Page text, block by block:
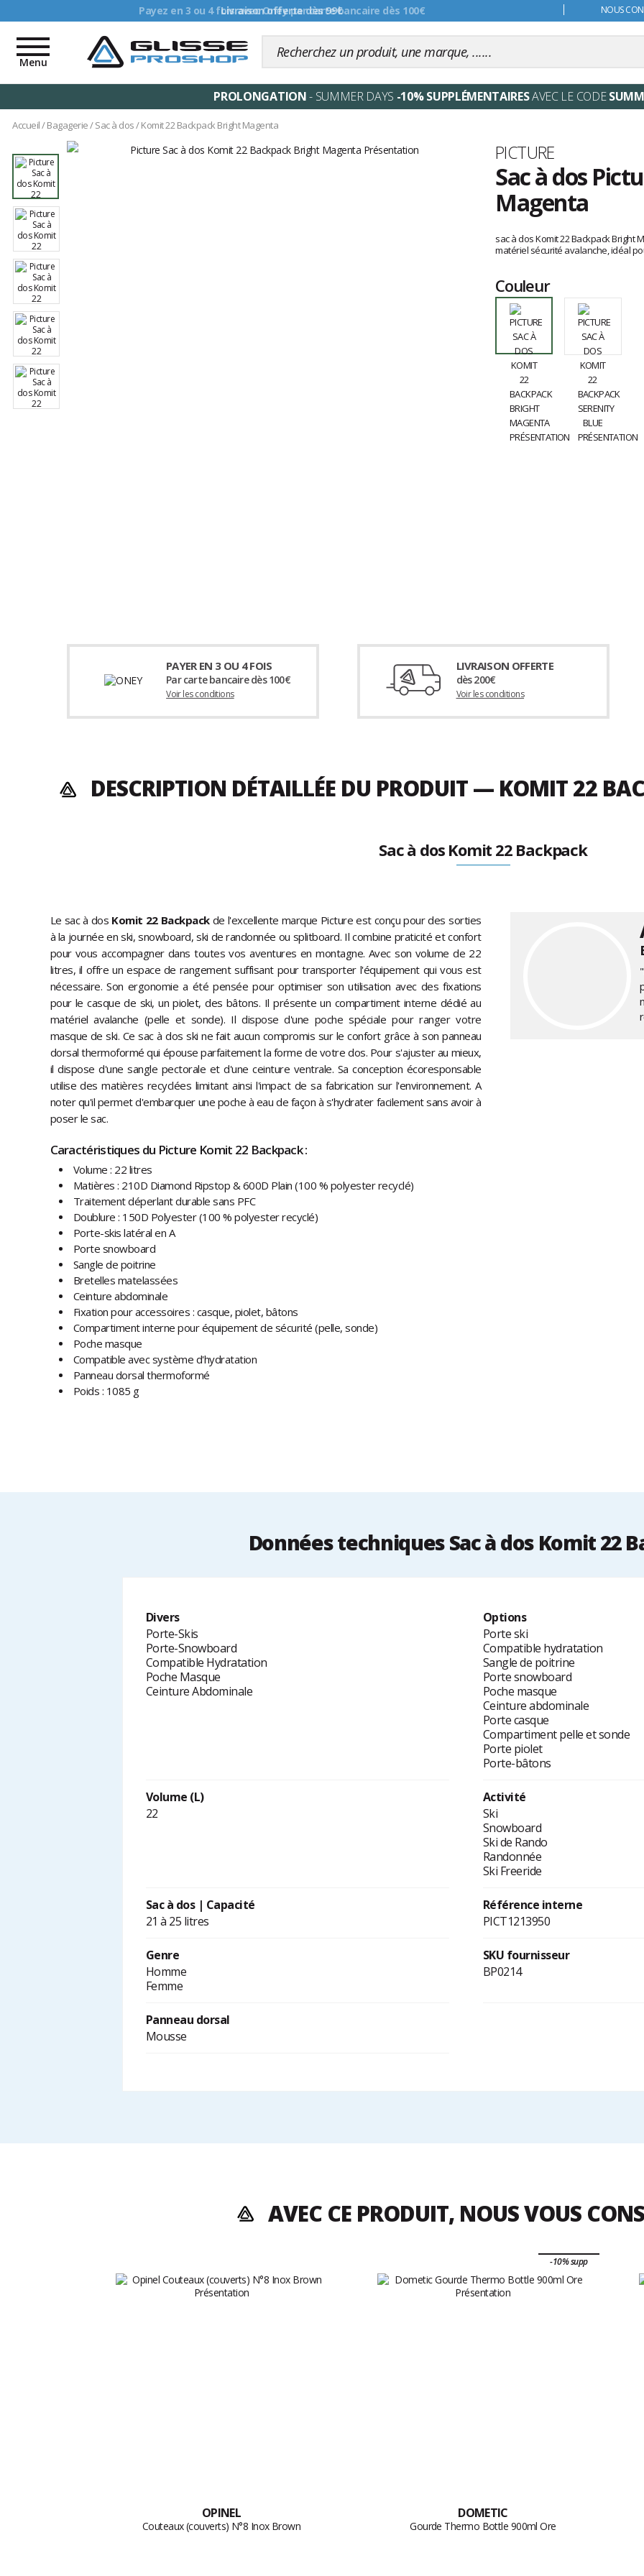
Livraison offerte dès 99€ NOUS
Toggle
navigation
Menu
PROLONGATION- SUMMER DAYS -10% SUPPLÉMENTAIRESAVEC LE CODE
Accueil/Bagagerie/Sac à dos/Komit 22 Backpack Bright Magenta
Marque
PICTURE
Sac à dos
Magenta
avis
clients
sac à dos Komit 22 Backpack
matériel sécurité avalanche, idéal
Couleur
PAYER EN 3 OU 4 FOIS
Par carte bancaire dès 100€
Voir les conditions
LIVRAISON OFFERTE
dès 200€
Voir les conditions
DESCRIPTION DÉTAILLÉE DU PRODUIT — KOMIT 22
Sac à dos Komit 22 Backpack
Le sac à dos Komit 22 Backpackde l'excellente marque Picture est conçu pour des sorties
à la journée en ski, snowboard, ski de randonnée ou splitboard. Il combine praticité et confort
pour vous accompagner dans toutes vos aventures en montagne. Avec son volume de 22
litres, il offre un espace de rangement suffisant pour transporter l'équipement qui vous est
nécessaire. Son ergonomie a été pensée pour optimiser son utilisation avec des fixations
pour le casque de ski, un piolet, des bâtons. Il présente un compartiment interne dédié au
matériel avalanche (pelle et sonde). Il dispose d'une poche spéciale pour ranger votre
masque de ski. Ce sac à dos ski ne fait aucun compromis sur le confort grâce à son panneau
dorsal thermoformé qui épouse parfaitement la forme de votre dos. Pour s'ajuster au mieux,
il dispose d'une sangle pectorale et d'une ceinture ventrale. Sa conception écoresponsable
utilise des matières recyclées limitant ainsi l'impact de sa fabrication sur l'environnement. A
noter qu'il permet d'embarquer une poche à eau de façon à s'hydrater facilement sans avoir à
poser le sac.
Caractéristiques du Picture Komit 22 Backpack :
Volume : 22 litres
Matières : 210D Diamond Ripstop & 600D Plain (100 % polyester recyclé)
Traitement déperlant durable sans PFC
Doublure : 150D Polyester (100 % polyester recyclé)
Porte-skis latéral en A
Porte snowboard
Sangle de poitrine
Bretelles matelassées
Ceinture abdominale
Fixation pour accessoires : casque, piolet, bâtons
Compartiment interne pour équipement de sécurité (pelle, sonde)
Poche masque
Compatible avec système d'hydratation
Panneau dorsal thermoformé
Poids : 1085 g
Données techniques Sac à dos Komit 22
Divers
Porte-Skis
Porte-Snowboard
Compatible Hydratation
Poche Masque
Ceinture Abdominale
Options
Porte ski
Compatible hydratation
Sangle de poitrine
Porte snowboard
Poche masque
Ceinture abdominale
Porte casque
Compartiment pelle et sonde
Porte piolet
Porte-bâtons
Volume (L)
22
Activité
Ski
Snowboard
Ski de Rando
Randonnée
Ski Freeride
Sac à dos | Capacité
21 à 25 litres
Référence interne
PICT1213950
Genre
Homme
Femme
SKU fournisseur
BP0214
Panneau dorsal
Mousse
AVEC CE PRODUIT, NOUS VOUS
OPINEL
Couteaux (couverts) N°8 Inox Brown
-10% supp
DOMETIC
Gourde Thermo Bottle 900ml Ore